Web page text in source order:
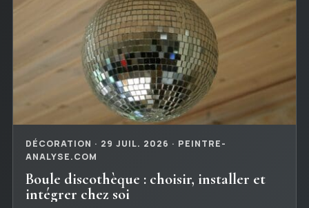
DÉCORATION · 29 JUIL. 2026 · PEINTRE-
ANALYSE.COM
Boule discothèque : choisir, installer et
intégrer chez soi